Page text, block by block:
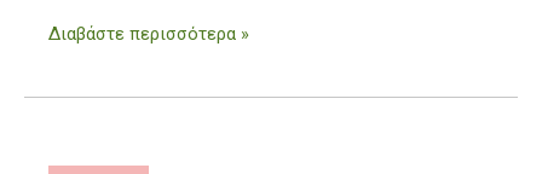
να
Διαβάστε περισσότερα »